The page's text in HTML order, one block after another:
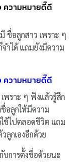
ความหมายดี๊ดี
ชื่อลูกสาว เพราะ ๆ
จำได้ แถมยังมีความ
ความหมายดี๊ดี
พราะ ๆ ฟังแล้วรู้สึก
อลูกให้มีความ
ช้ไปตลอดชีวิต แถม
ลูกเองอีกด้วย
บการตั้งชื่อด้วยนะ